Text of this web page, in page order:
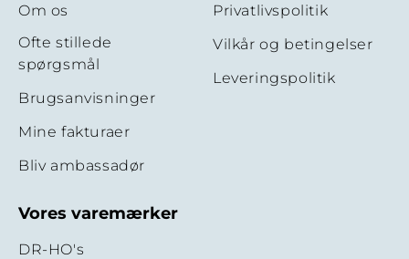
Om os
Ofte stillede
spørgsmål
Brugsanvisninger
Mine fakturaer
Bliv ambassadør
Privatlivspolitik
Vilkår og betingelser
Leveringspolitik
Vores varemærker
DR-HO's